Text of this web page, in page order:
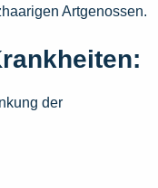
Artgenossen.
der